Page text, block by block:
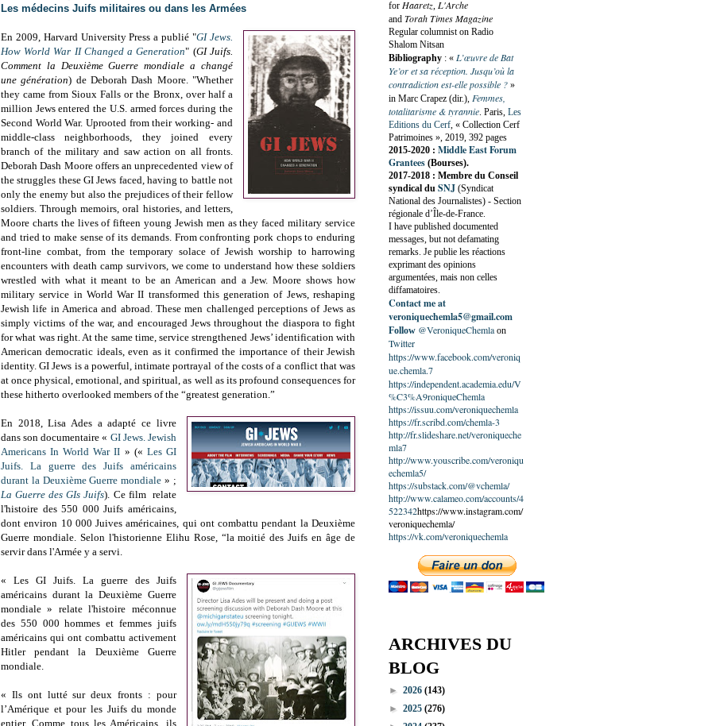
Les médecins Juifs militaires ou dans les Armées
En 2009, Harvard University Press a publié "GI Jews.
How World War II Changed a Generation" (GI Juifs.
Comment la Deuxième Guerre mondiale a changé
une génération) de Deborah Dash Moore. "Whether
they came from Sioux Falls or the Bronx, over half a
million Jews entered the U.S. armed forces during the
Second World War. Uprooted from their working- and
middle-class neighborhoods, they joined every
branch of the military and saw action on all fronts.
Deborah Dash Moore offers an unprecedented view of
the struggles these GI Jews faced, having to battle not
only the enemy but also the prejudices of their fellow
soldiers. Through memoirs, oral histories, and letters,
Moore charts the lives of fifteen young Jewish men as they faced military service
and tried to make sense of its demands. From confronting pork chops to enduring
front-line combat, from the temporary solace of Jewish worship to harrowing
encounters with death camp survivors, we come to understand how these soldiers
wrestled with what it meant to be an American and a Jew. Moore shows how
military service in World War II transformed this generation of Jews, reshaping
Jewish life in America and abroad. These men challenged perceptions of Jews as
simply victims of the war, and encouraged Jews throughout the diaspora to fight
for what was right. At the same time, service strengthened Jews’ identification with
American democratic ideals, even as it confirmed the importance of their Jewish
identity. GI Jews is a powerful, intimate portrayal of the costs of a conflict that was
at once physical, emotional, and spiritual, as well as its profound consequences for
these hitherto overlooked members of the “greatest generation.”
En 2018, Lisa Ades a adapté ce livre
dans son documentaire « GI Jews. Jewish
Americans In World War II » (« Les GI
Juifs. La guerre des Juifs américains
durant la Deuxième Guerre mondiale » ;
La Guerre des GIs Juifs). Ce film relate
l'histoire des 550 000 Juifs américains,
dont environ 10 000 Juives américaines, qui ont combattu pendant la Deuxième
Guerre mondiale. Selon l'historienne Elihu Rose, “la moitié des Juifs en âge de
servir dans l'Armée y a servi.
« Les GI Juifs. La guerre des Juifs
américains durant la Deuxième Guerre
mondiale » relate l'histoire méconnue
des 550 000 hommes et femmes juifs
américains qui ont combattu activement
Hitler pendant la Deuxième Guerre
mondiale.
« Ils ont lutté sur deux fronts : pour
l’Amérique et pour les Juifs du monde
entier. Comme tous les Américains, ils
for Haaretz, L'Arche
and Torah Times Magazine
Regular columnist on Radio
Shalom Nitsan
Bibliography : « L’œuvre de Bat
Ye’or et sa réception. Jusqu’où la
contradiction est-elle possible ? »
in Marc Crapez (dir.), Femmes,
totalitarisme & tyrannie. Paris, Les
Editions du Cerf, « Collection Cerf
Patrimoines », 2019, 392 pages
2015-2020 : Middle East Forum
Grantees (Bourses).
2017-2018 : Membre du Conseil
syndical du SNJ (Syndicat
National des Journalistes) - Section
régionale d’Île-de-France.
I have published documented
messages, but not defamating
remarks. Je publie les réactions
exprimant des opinions
argumentées, mais non celles
diffamatoires.
Contact me at
veroniquechemla5@gmail.com
Follow @VeroniqueChemlaon
Twitter
https://www.facebook.com/veroniq
ue.chemla.7
https://independent.academia.edu/V
%C3%A9roniqueChemla
https://issuu.com/veroniquechemla
https://fr.scribd.com/chemla-3
http://fr.slideshare.net/veroniqueche
mla7
http://www.youscribe.com/veroniqu
echemla5/
https://substack.com/@vchemla/
http://www.calameo.com/accounts/4
522342https://www.instagram.com/
veroniquechemla/
https://vk.com/veroniquechemla
ARCHIVES DU
BLOG
► 2026 (143)
► 2025 (276)